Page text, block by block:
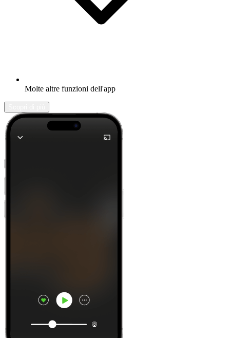
Molte altre funzioni dell'app